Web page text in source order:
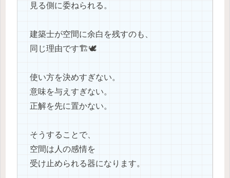
見る側に委ねられる。
建築士が空間に余白を残すのも、
同じ理由です🏗️🕊️
使い方を決めすぎない。
意味を与えすぎない。
正解を先に置かない。
そうすることで、
空間は人の感情を
受け止められる器になります。